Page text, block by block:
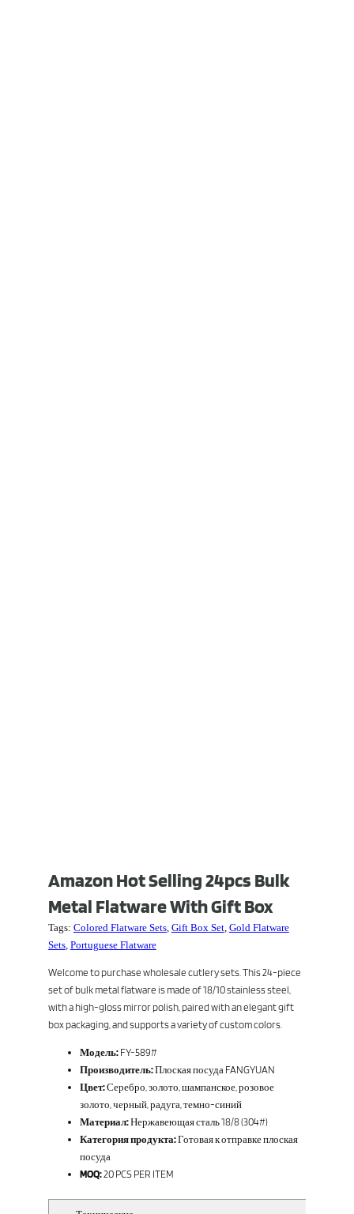
Amazon Hot Selling 24pcs Bulk
Metal Flatware With Gift Box
Tags: Colored Flatware Sets, Gift Box Set, Gold Flatware
Sets, Portuguese Flatware
Welcome to purchase wholesale cutlery sets. This 24-piece
set of bulk metal flatware is made of 18/10 stainless steel,
with a high-gloss mirror polish, paired with an elegant gift
box packaging, and supports a variety of custom colors.
Модель:FY-589#
Производитель:Плоская посуда FANGYUAN
Цвет:Серебро, золото, шампанское, розовое
золото, черный, радуга, темно-синий
Материал:Нержавеющая сталь 18/8 (304#)
Категория продукта:Готовая к отправке плоская
посуда
MOQ:20 PCS PER ITEM